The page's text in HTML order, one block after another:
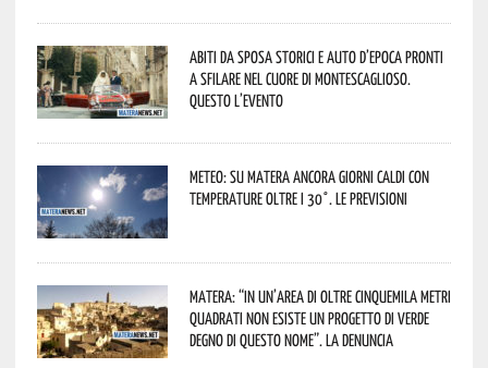
Abiti da sposa storici e auto d’epoca pronti
a sfilare nel cuore di Montescaglioso.
Questo l’evento
Meteo: su Matera ancora giorni caldi con
temperature oltre i 30°. Le previsioni
Matera: “In un’area di oltre cinquemila metri
quadrati non esiste un progetto di verde
degno di questo nome”. La denuncia